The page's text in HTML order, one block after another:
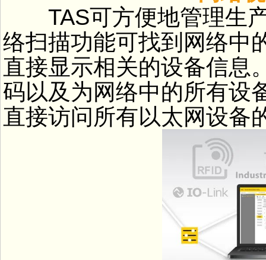
TAS可方便地管理生产
络扫描功能可找到网络中
直接显示相关的设备信息
码以及为网络中的所有设
直接访问所有以太网设备